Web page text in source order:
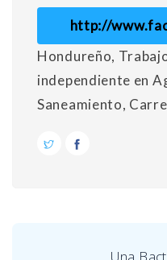
http://
Hondureño,
independiente en
Saneamiento,